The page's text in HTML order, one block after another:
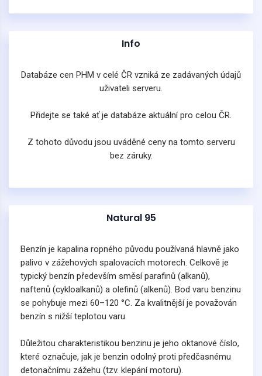
Info
Databáze cen PHM v celé ČR vzniká ze zadávaných údajů
uživateli serveru.
Přidejte se také ať je databáze aktuální pro celou ČR.
Z tohoto důvodu jsou uváděné ceny na tomto serveru
bez záruky.
Natural 95
Benzín je kapalina ropného původu používaná hlavně jako
palivo v zážehových spalovacích motorech. Celkově je
typický benzín především směsí parafinů (alkanů),
naftenů (cykloalkanů) a olefinů (alkenů). Bod varu benzinu
se pohybuje mezi 60–120 °C. Za kvalitnější je považován
benzín s nižší teplotou varu.
Důležitou charakteristikou benzinu je jeho oktanové číslo,
které označuje, jak je benzin odolný proti předčasnému
detonačnímu zážehu (tzv. klepání motoru).